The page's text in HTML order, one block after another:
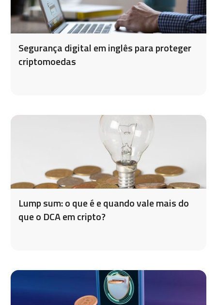
Segurança digital em inglês para proteger
criptomoedas
Lump sum: o que é e quando vale mais do
que o DCA em cripto?